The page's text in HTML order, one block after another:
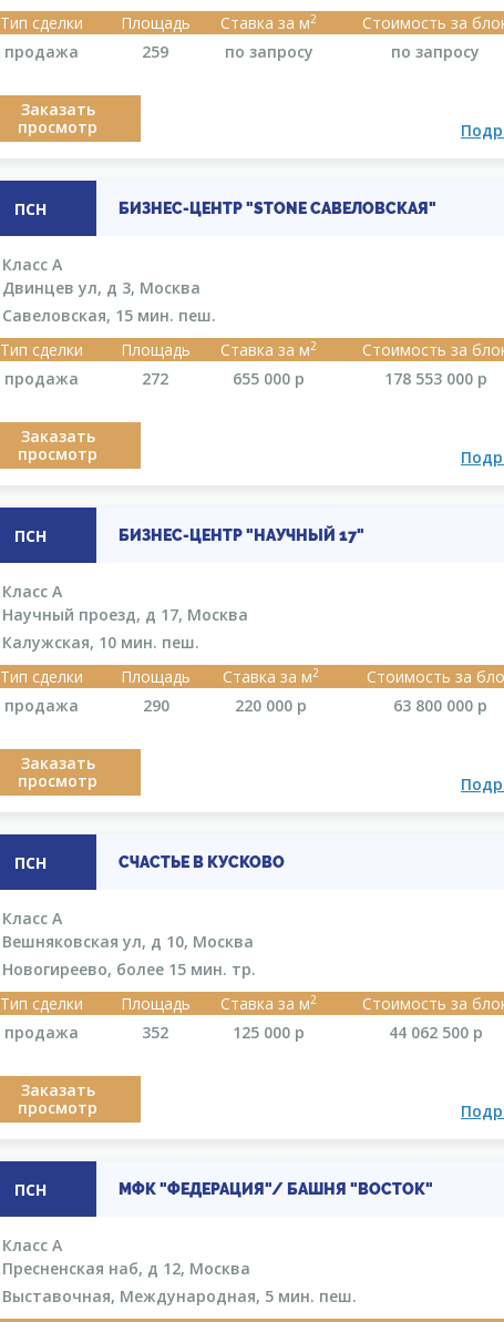
Тип сделки
Площадь Ставка за м2 Стоимость за
продажа
259 по запросу по запросу
Заказать
просмотр
ПСН БИЗНЕС-ЦЕНТР "STONE САВЕЛОВСКАЯ"
Класс A
Двинцев ул, д 3, Москва
Савеловская, 15 мин. пеш.
Тип сделки
Площадь Ставка за м2 Стоимость за
продажа
272 655 000 р 178 553 000р
Заказать
просмотр
ПСН БИЗНЕС-ЦЕНТР "НАУЧНЫЙ 17"
Класс A
Научный проезд, д 17, Москва
Калужская, 10 мин. пеш.
Тип сделки
Площадь Ставка за м2 Стоимость за
продажа
290 220 000 р 63 800 000р
Заказать
просмотр
ПСН СЧАСТЬЕ В КУСКОВО
Класс A
Вешняковская ул, д 10, Москва
Новогиреево, более 15 мин. тр.
Тип сделки
Площадь Ставка за м2 Стоимость за
продажа
352 125 000 р 44 062 500р
Заказать
просмотр
ПСН МФК "ФЕДЕРАЦИЯ"/ БАШНЯ "ВОСТОК"
Класс A
Пресненская наб, д 12, Москва
Выставочная, Международная, 5 мин. пеш.